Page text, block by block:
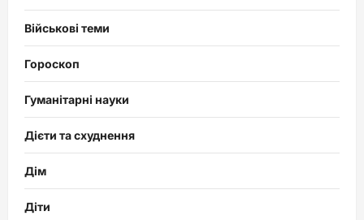
Військові теми
Гороскоп
Гуманітарні науки
Дієти та схуднення
Дім
Діти